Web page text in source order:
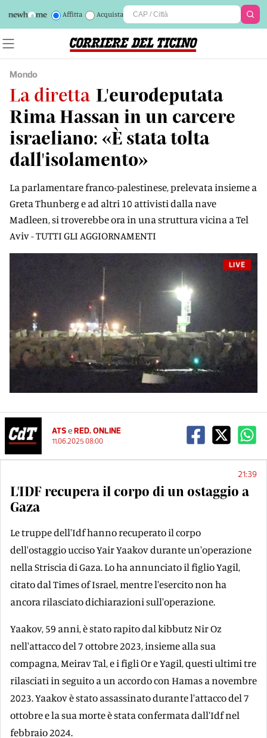
Affitta Acquista
Mondo
La diretta L'eurodeputata
Rima Hassan in un carcere
israeliano: «È stata tolta
dall'isolamento»
La parlamentare franco-palestinese, prelevata insieme a
Greta Thunberg e ad altri 10 attivisti dalla nave
Madleen, si troverebbe ora in una struttura vicina a Tel
Aviv - TUTTI GLI AGGIORNAMENTI
LIVE
ATSeRED. ONLINE
11.06.2025 08:00
21:39
L'IDF recupera il corpo di un ostaggio a
Gaza
Le truppe dell'Idf hanno recuperato il corpo
dell'ostaggio ucciso Yair Yaakov durante un'operazione
nella Striscia di Gaza. Lo ha annunciato il figlio Yagil,
citato dal Times of Israel, mentre l'esercito non ha
ancora rilasciato dichiarazioni sull'operazione.
Yaakov, 59 anni, è stato rapito dal kibbutz Nir Oz
nell'attacco del 7 ottobre 2023, insieme alla sua
compagna, Meirav Tal, e i figli Or e Yagil, questi ultimi tre
rilasciati in seguito a un accordo con Hamas a novembre
2023. Yaakov è stato assassinato durante l'attacco del 7
ottobre e la sua morte è stata confermata dall'Idf nel
febbraio 2024.